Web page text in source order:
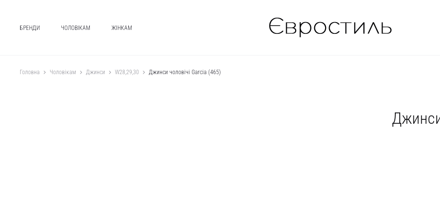
БРЕНДИ ЧОЛОВІКАМ ЖІНКАМ
Головна Чоловікам Джинси W28,29,30 Джинси чоловічі Garcia (465)